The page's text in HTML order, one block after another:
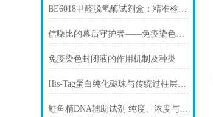
BE6018甲醛脱氢酶试剂盒：精准检测赋能多领域，标准化流程破解行业痛点
信噪比的幕后守护者——免疫染色洗涤液的科学原理与核心价值
免疫染色封闭液的作用机制及种类
His-Tag蛋白纯化磁珠与传统过柱层析纯化方式
鲑鱼精DNA辅助试剂 纯度、浓度与稳定性对实验结果的影响